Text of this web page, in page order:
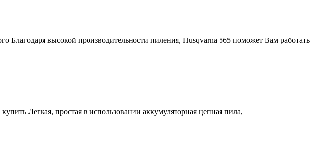
Благодаря высокой производительности пиления, Husqvarna 565 поможет Вам работать
Легкая, простая в использовании аккумуляторная цепная пила,